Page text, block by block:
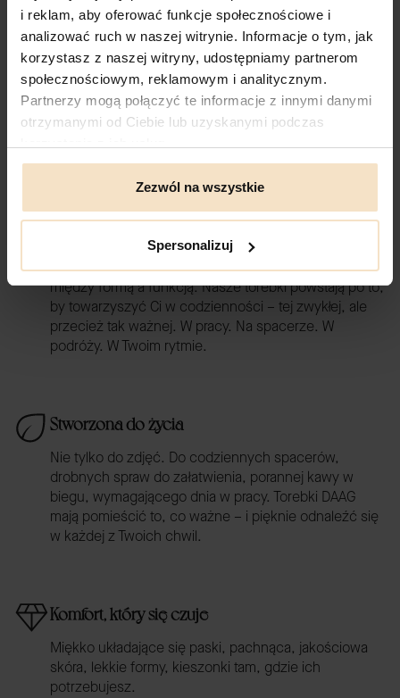
i reklam, aby oferować funkcje społecznościowe i
analizować ruch w naszej witrynie. Informacje o tym, jak
korzystasz z naszej witryny, udostępniamy partnerom
społecznościowym, reklamowym i analitycznym.
Partnerzy mogą połączyć te informacje z innymi danymi
otrzymanymi od Ciebie lub uzyskanymi podczas
Zezwól na wszystkie
Spersonalizuj
historii.
POZNAJ NAS LEPIEJ
Funkcjonalność w każdym detalu
Piękne i funkcjonalne. Tworzymy je z myślą o Tobie.
Dla kobiet, które cenią piękno, ale nie chcą wybierać
między formą a funkcją. Nasze torebki powstają po to,
by towarzyszyć Ci w codzienności – tej zwykłej, ale
przecież tak ważnej. W pracy. Na spacerze. W
podróży. W Twoim rytmie.
Stworzona do życia
Nie tylko do zdjęć. Do codziennych spacerów,
drobnych spraw do załatwienia, porannej kawy w
biegu, wymagającego dnia w pracy. Torebki DAAG
mają pomieścić to, co ważne – i pięknie odnaleźć się
w każdej z Twoich chwil.
Komfort, który się czuje
Miękko układające się paski, pachnąca, jakościowa
skóra, lekkie formy, kieszonki tam, gdzie ich
potrzebujesz.